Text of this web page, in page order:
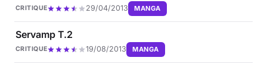
CRITIQUE 29/04/2013 MANGA
Servamp T.2
CRITIQUE 19/08/2013 MANGA